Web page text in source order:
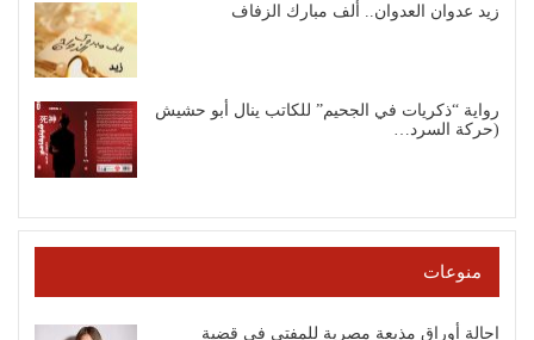
زيد عدوان العدوان.. ألف مبارك الزفاف
رواية “ذكريات في الجحيم” للكاتب ينال أبو حشيش
(حركة السرد…
منوعات
إحالة أوراق مذيعة مصرية للمفتي في قضية